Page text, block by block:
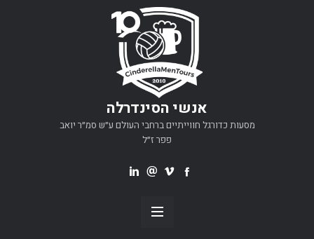
אנשי הסינדרלה
מסעות כדורגל חווייתיים ברחבי העולם ע״ש סמ״ר יואב
פפר ז״ל